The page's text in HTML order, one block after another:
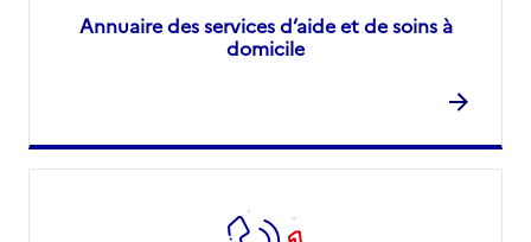
Annuaire des services d’aide et de soins à
domicile